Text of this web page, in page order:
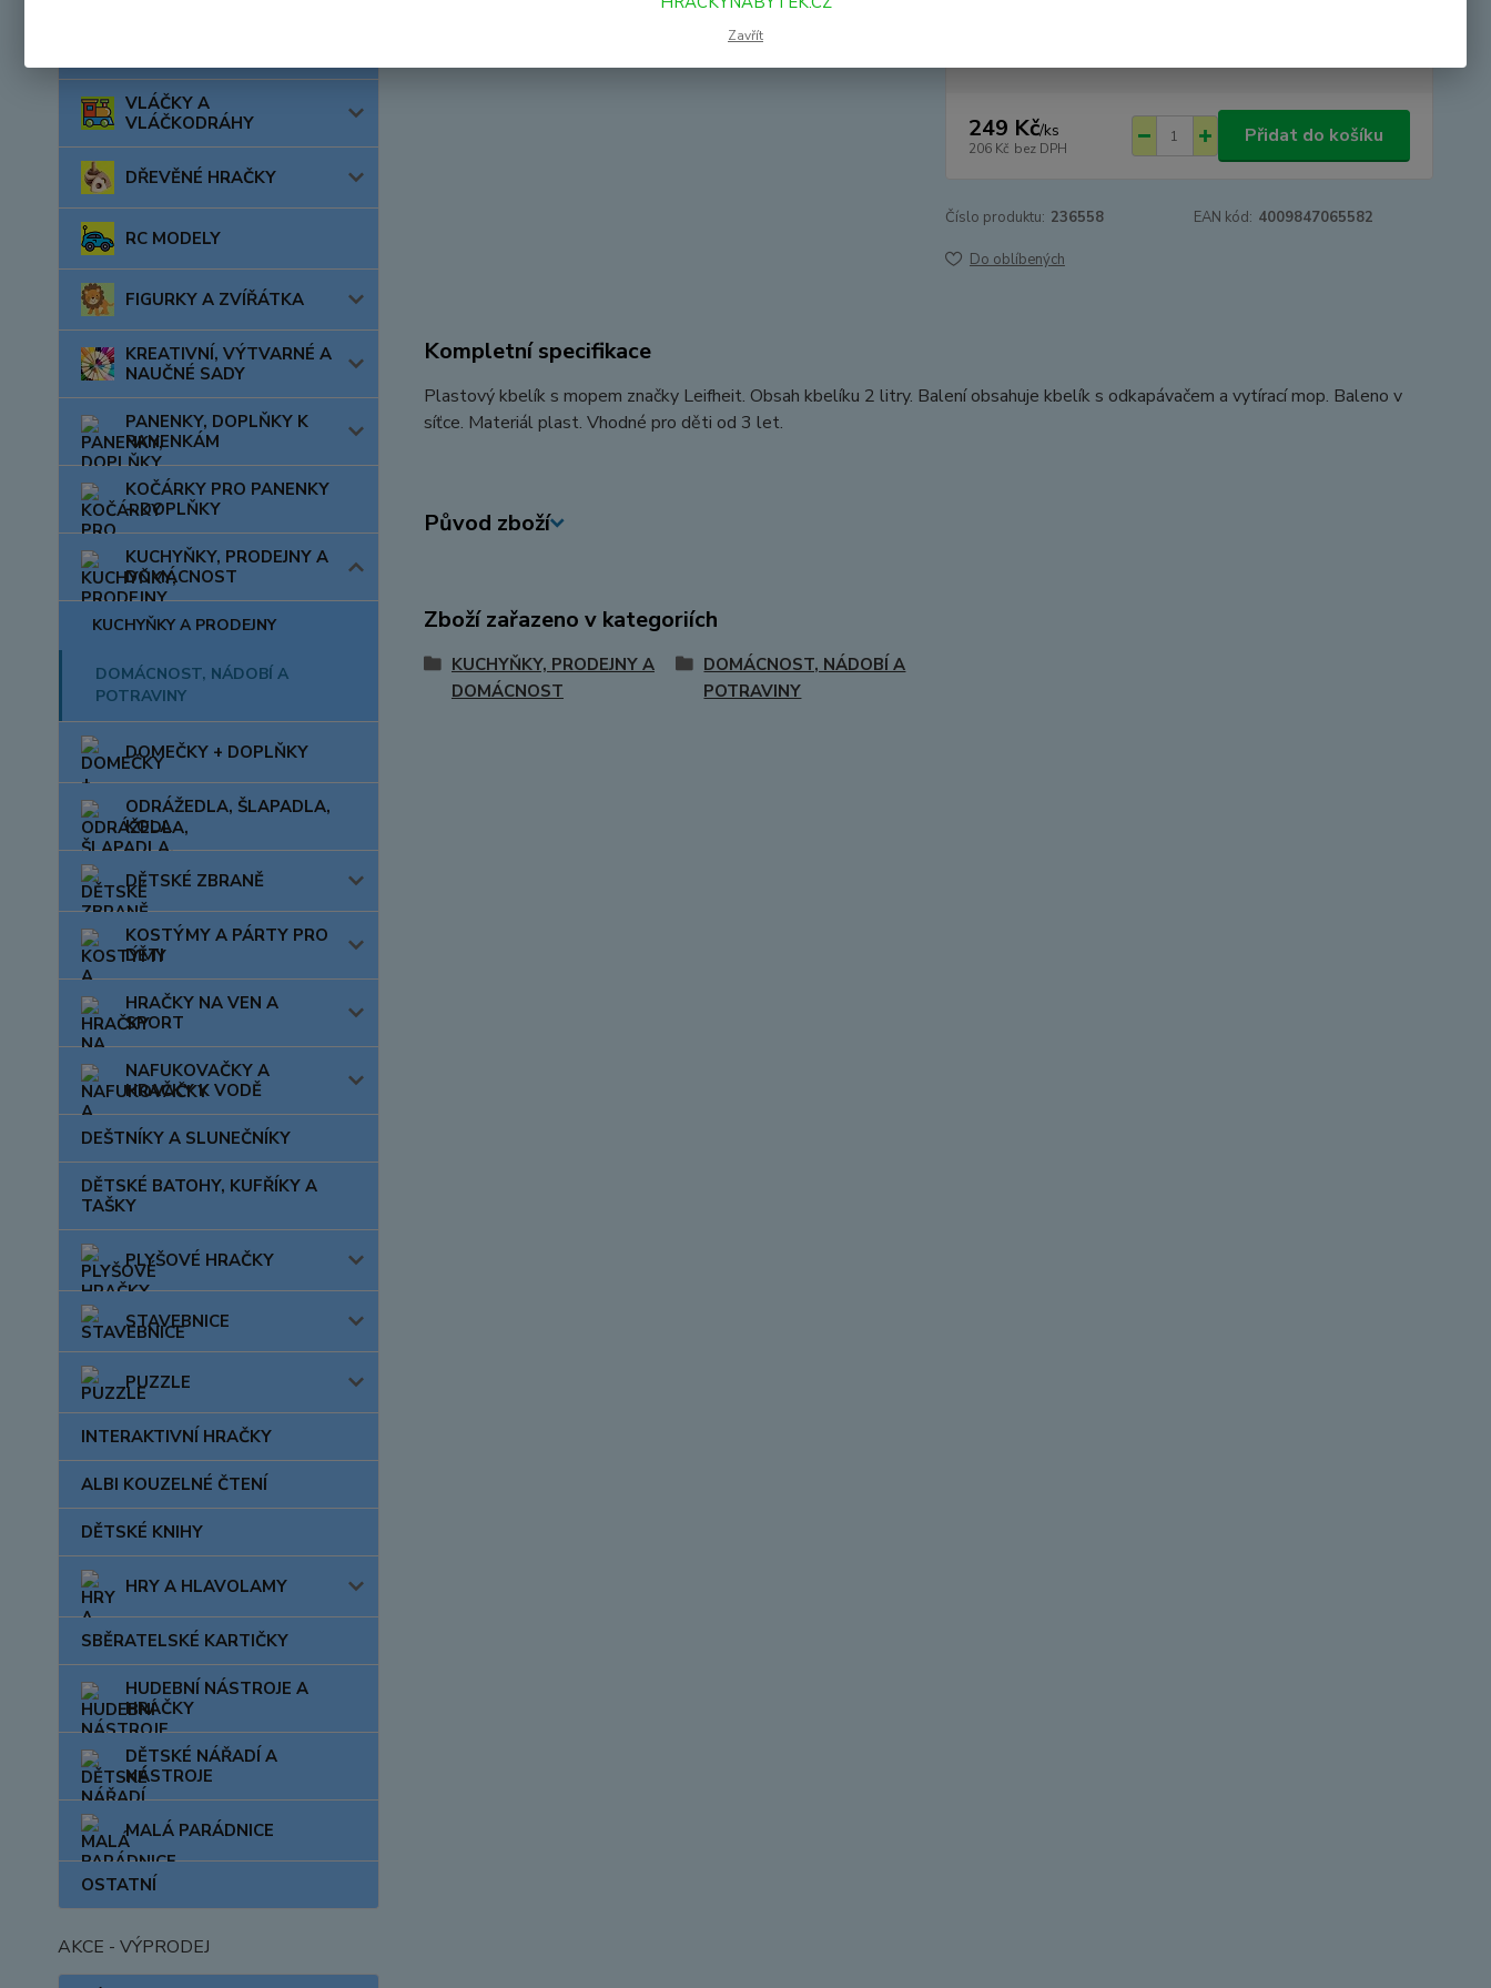
VLÁČKY A
VLÁČKODRÁHY
DŘEVĚNÉ HRAČKY
RC MODELY
FIGURKY A ZVÍŘÁTKA
KREATIVNÍ, VÝTVARNÉ A
NAUČNÉ SADY
PANENKY, DOPLŇKY K
PANENKÁM
KOČÁRKY PRO PANENKY
+ DOPLŇKY
KUCHYŇKY, PRODEJNY A
DOMÁCNOST
KUCHYŇKY A PRODEJNY
DOMÁCNOST, NÁDOBÍ A
POTRAVINY
DOMEČKY + DOPLŇKY
ODRÁŽEDLA, ŠLAPADLA,
KOLA
DĚTSKÉ ZBRANĚ
KOSTÝMY A PÁRTY PRO
DĚTI
HRAČKY NA VEN A
SPORT
NAFUKOVAČKY A
HRAČKY K VODĚ
DEŠTNÍKY A SLUNEČNÍKY
DĚTSKÉ BATOHY, KUFŘÍKY A
TAŠKY
PLYŠOVÉ HRAČKY
STAVEBNICE
PUZZLE
INTERAKTIVNÍ HRAČKY
ALBI KOUZELNÉ ČTENÍ
DĚTSKÉ KNIHY
HRY A HLAVOLAMY
SBĚRATELSKÉ KARTIČKY
HUDEBNÍ NÁSTROJE A
HRAČKY
DĚTSKÉ NÁŘADÍ A
NÁSTROJE
MALÁ PARÁDNICE
OSTATNÍ
AKCE - VÝPRODEJ
249 Kč/ks
206 Kč bez DPH
Přidat do košíku
Číslo produktu: 236558 EAN kód: 4009847065582
Do oblíbených
Kompletní specifikace
Plastový kbelík s mopem značky Leifheit. Obsah kbelíku 2 litry. Balení obsahuje kbelík s odkapávačem a vytírací mop. Baleno v
síťce. Materiál plast. Vhodné pro děti od 3 let.
Původ zboží
Zboží zařazeno v kategoriích
KUCHYŇKY, PRODEJNY A
DOMÁCNOST
DOMÁCNOST, NÁDOBÍ A
POTRAVINY
Zavřít